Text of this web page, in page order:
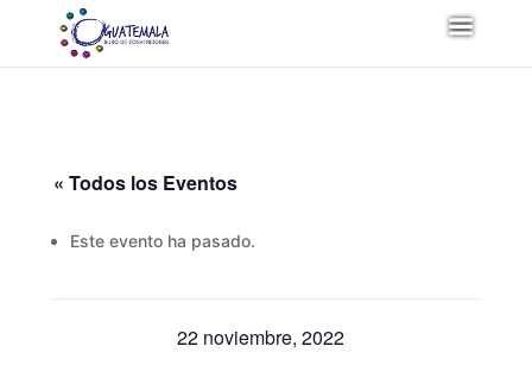
« Todos los Eventos
Este evento ha pasado.
22 noviembre, 2022